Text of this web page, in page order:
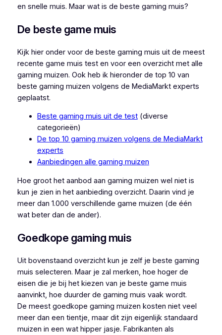
en snelle muis. Maar wat is de beste gaming muis?
De beste game muis
Kijk hier onder voor de beste gaming muis uit de meest
recente game muis test en voor een overzicht met alle
gaming muizen. Ook heb ik hieronder de top 10 van
beste gaming muizen volgens de MediaMarkt experts
geplaatst.
Beste gaming muis uit de test(diverse
categorieën)
De top 10 gaming muizen volgens de MediaMarkt
experts
Aanbiedingen alle gaming muizen
Hoe groot het aanbod aan gaming muizen wel niet is
kun je zien in het aanbieding overzicht. Daarin vind je
meer dan 1.000 verschillende game muizen (de één
wat beter dan de ander).
Goedkope gaming muis
Uit bovenstaand overzicht kun je zelf je beste gaming
muis selecteren. Maar je zal merken, hoe hoger de
eisen die je bij het kiezen van je beste game muis
aanvinkt, hoe duurder de gaming muis vaak wordt.
De meest goedkope gaming muizen kosten niet veel
meer dan een tientje, maar dit zijn eigenlijk standaard
muizen in een wat hipper jasje. Fabrikanten als